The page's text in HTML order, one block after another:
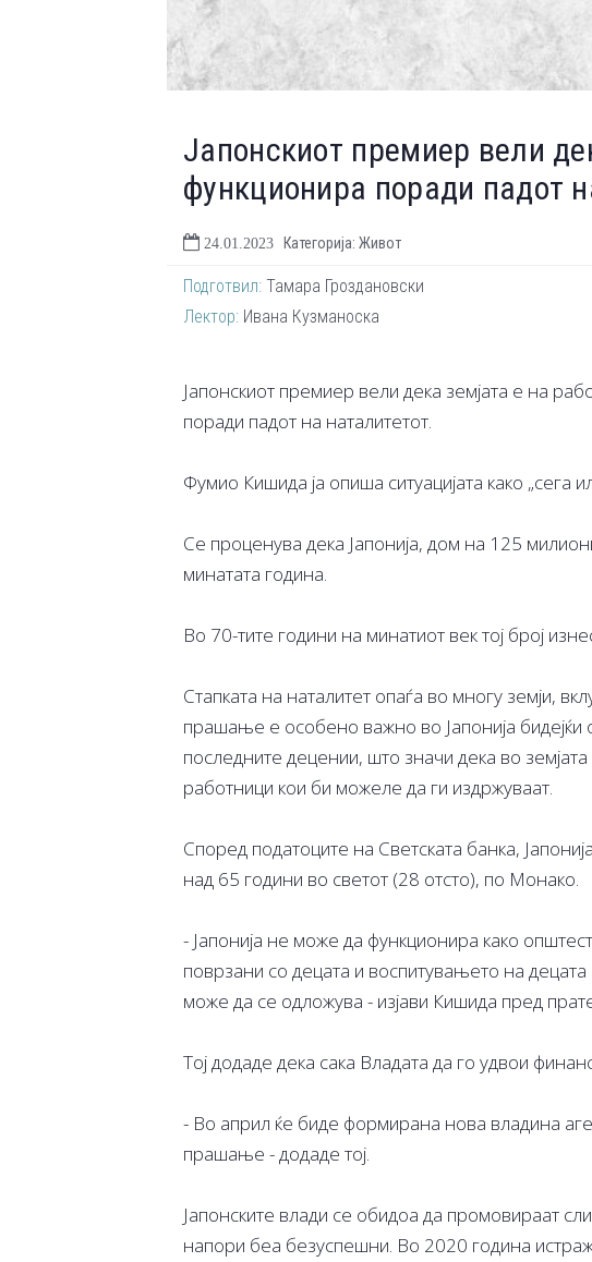
Јапонскиот премиер вели
функционира поради падот
24.01.2023 Категорија: Живот
Подготвил: Тамара Гроздановски
Лектор: Ивана Кузманоска
Јапонскиот премиер вели дека земјата е на
поради падот на наталитетот.
Фумио Кишида ја опиша ситуацијата како „сега
Се проценува дека Јапонија, дом на 125
минатата година.
Во 70-тите години на минатиот век тој број
Стапката на наталитет опаѓа во многу земји,
прашање е особено важно во Јапонија бидејќи
последните децении, што значи дека во
работници кои би можеле да ги издржуваат.
Според податоците на Светската банка,
над 65 години во светот (28 отсто), по Монако.
- Јапонија не може да функциoнира како
поврзани со децата и воспитувањето на
може да се одложува - изјави Кишида пред
Тој додаде дека сака Владата да го удвои
- Во април ќе биде формирана нова владина
прашање - додаде тој.
Јапонските влади се обидоа да промовираат
напори беа безуспешни. Во 2020 година